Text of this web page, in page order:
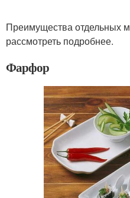
Преимущества отдельных
рассмотреть подробнее.
Фарфор